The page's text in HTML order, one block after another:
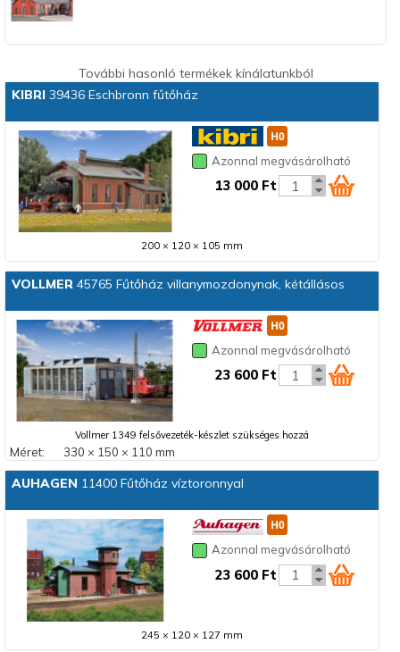
További hasonló termékek kínálatunkból
KIBRI39436 Eschbronn fűtőház
Azonnal megvásárolható
13 000 Ft
200 × 120 × 105 mm
VOLLMER45765 Fűtőház villanymozdonynak, kétállásos
Azonnal megvásárolható
23 600 Ft
Vollmer 1349 felsővezeték-készlet szükséges hozzá
Méret: 330 × 150 × 110 mm
AUHAGEN 11400 Fűtőház víztoronnyal
Azonnal megvásárolható
23 600 Ft
245 × 120 × 127 mm